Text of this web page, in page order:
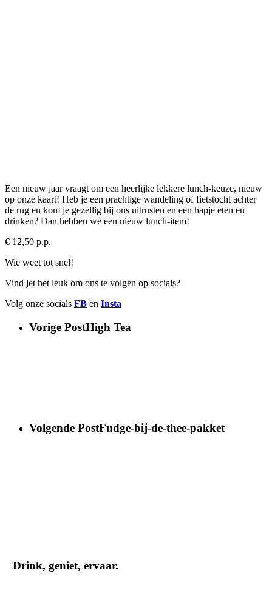
Een nieuw jaar vraagt om een heerlijke lekkere lunch-keuze, nieuw
op onze kaart! Heb je een prachtige wandeling of fietstocht achter
de rug en kom je gezellig bij ons uitrusten en een hapje eten en
drinken? Dan hebben we een nieuw lunch-item!
€ 12,50 p.p.
Wie weet tot snel!
Vind jet het leuk om ons te volgen op socials?
Volg onze socials FB en Insta
Vorige PostHigh Tea
Volgende PostFudge-bij-de-thee-pakket
Drink, geniet, ervaar.